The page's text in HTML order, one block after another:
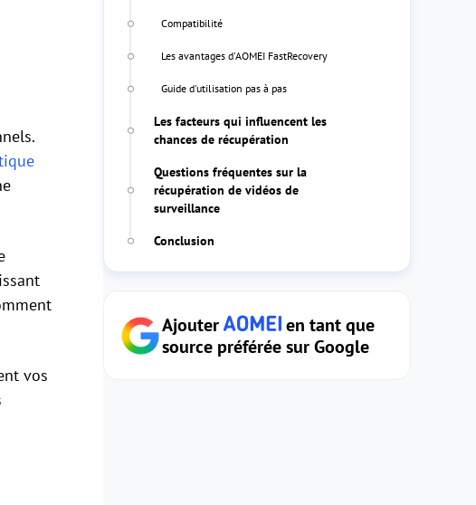
vos
Compatibilité
Les avantages d'AOMEI FastRecovery
Guide d'utilisation pas à pas
Les facteurs qui influencent les
chances de récupération
Questions fréquentes sur la
récupération de vidéos de
surveillance
Conclusion
Ajouter
en tant que
source préférée sur Google